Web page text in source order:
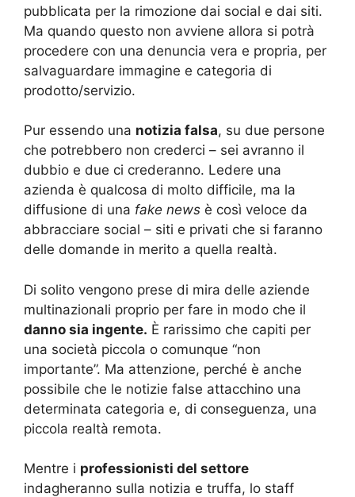
pubblicata per la rimozione dai social e dai siti.
Ma quando questo non avviene allora si potrà
procedere con una denuncia vera e propria, per
salvaguardare immagine e categoria di
prodotto/servizio.
Pur essendo una notizia falsa, su due persone
che potrebbero non crederci – sei avranno il
dubbio e due ci crederanno. Ledere una
azienda è qualcosa di molto difficile, ma la
diffusione di una fake news è così veloce da
abbracciare social – siti e privati che si faranno
delle domande in merito a quella realtà.
Di solito vengono prese di mira delle aziende
multinazionali proprio per fare in modo che il
danno sia ingente. È rarissimo che capiti per
una società piccola o comunque “non
importante”. Ma attenzione, perché è anche
possibile che le notizie false attacchino una
determinata categoria e, di conseguenza, una
piccola realtà remota.
Mentre i professionisti del settore
indagheranno sulla notizia e truffa, lo staff